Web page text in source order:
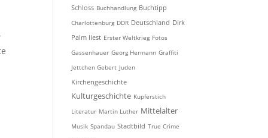
Schloss Buchhandlung Buchtipp
Charlottenburg DDR Deutschland Dirk
Palm liest Erster Weltkrieg Fotos
Gassenhauer Georg Hermann Graffiti
Jettchen Gebert Juden
Kirchengeschichte
Kulturgeschichte Kupferstich
Literatur Martin Luther Mittelalter
Musik Spandau Stadtbild True Crime